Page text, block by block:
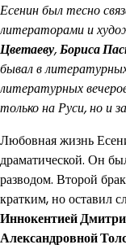
Есенин был тесно
литераторами и
Цветаеву,Бориса
бывал в
литературных
только на Руси, но и
Любовная жизнь
драматической. Он
разводом. Второй
кратким, но оставил
Иннокентией
Александровной